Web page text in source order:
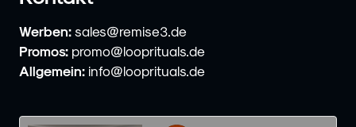
Werben: sales@remise3.de
Promos: promo@looprituals.de
Allgemein: info@looprituals.de